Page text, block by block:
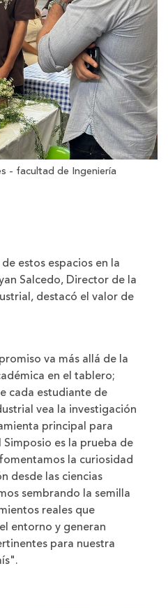
- facultad de Ingeniería
estos espacios en la
Salcedo, Director de la
destacó el valor de
va más allá de la
en el tablero;
cada estudiante de
vea la investigación
principal para
Simposio es la prueba de
la curiosidad
desde las ciencias
sembrando la semilla
reales que
entorno y generan
para nuestra